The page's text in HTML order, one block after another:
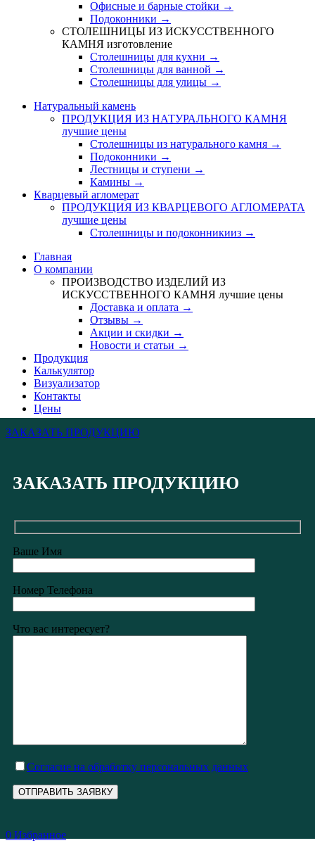
Офисные и барные стойки →
Подоконники →
СТОЛЕШНИЦЫ ИЗ ИСКУССТВЕННОГО
КАМНЯ изготовление
Столешницы для кухни →
Столешницы для ванной →
Столешницы для улицы →
Натуральный камень
ПРОДУКЦИЯ ИЗ НАТУРАЛЬНОГО КАМНЯ
лучшие цены
Столешницы из натурального камня →
Подоконники →
Лестницы и ступени →
Камины →
Кварцевый агломерат
ПРОДУКЦИЯ ИЗ КВАРЦЕВОГО АГЛОМЕРАТА
лучшие цены
Столешницы и подоконникииз →
Главная
О компании
ПРОИЗВОДСТВО ИЗДЕЛИЙ ИЗ
ИСКУССТВЕННОГО КАМНЯ лучшие цены
Доставка и оплата →
Отзывы →
Акции и скидки →
Новости и статьи →
Продукция
Калькулятор
Визуализатор
Контакты
Цены
ЗАКАЗАТЬ ПРОДУКЦИЮ
ЗАКАЗАТЬ ПРОДУКЦИЮ
Ваше Имя
Номер Телефона
Что вас интересует?
Cогласие на обработку персональных данных
0 Избранное